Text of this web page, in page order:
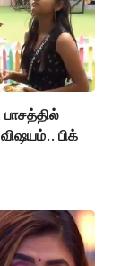
பிக்